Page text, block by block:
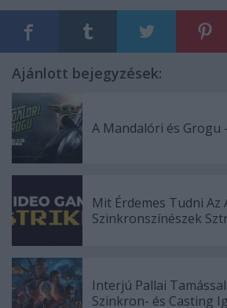
Ajánlott bejegyzések:
A Mandalóri és
Mit Érdemes Tudni Az
Szinkronszínészek
Interjú Pallai
Szinkron- és Casting